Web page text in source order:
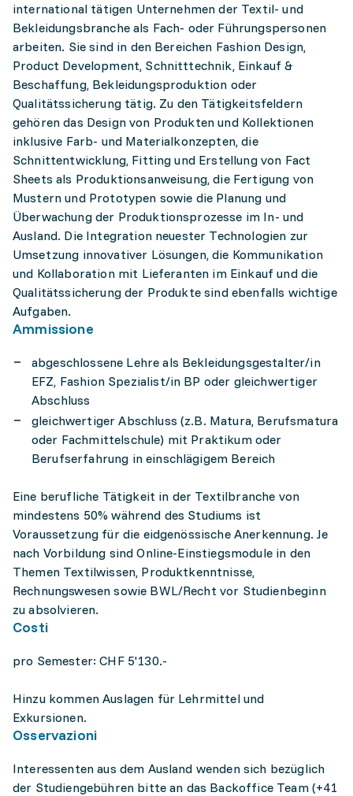
international tätigen Unternehmen der Textil- und
Bekleidungsbranche als Fach- oder Führungspersonen
arbeiten. Sie sind in den Bereichen Fashion Design,
Product Development, Schnitttechnik, Einkauf &
Beschaffung, Bekleidungsproduktion oder
Qualitätssicherung tätig. Zu den Tätigkeitsfeldern
gehören das Design von Produkten und Kollektionen
inklusive Farb- und Materialkonzepten, die
Schnittentwicklung, Fitting und Erstellung von Fact
Sheets als Produktionsanweisung, die Fertigung von
Mustern und Prototypen sowie die Planung und
Überwachung der Produktionsprozesse im In- und
Ausland. Die Integration neuester Technologien zur
Umsetzung innovativer Lösungen, die Kommunikation
und Kollaboration mit Lieferanten im Einkauf und die
Qualitätssicherung der Produkte sind ebenfalls wichtige
Aufgaben.
Ammissione
abgeschlossene Lehre als Bekleidungsgestalter/in
EFZ, Fashion Spezialist/in BP oder gleichwertiger
Abschluss
gleichwertiger Abschluss (z.B. Matura, Berufsmatura
oder Fachmittelschule) mit Praktikum oder
Berufserfahrung in einschlägigem Bereich
Eine berufliche Tätigkeit in der Textilbranche von
mindestens 50% während des Studiums ist
Voraussetzung für die eidgenössische Anerkennung. Je
nach Vorbildung sind Online-Einstiegsmodule in den
Themen Textilwissen, Produktkenntnisse,
Rechnungswesen sowie BWL/Recht vor Studienbeginn
zu absolvieren.
Costi
pro Semester: CHF 5'130.-
Hinzu kommen Auslagen für Lehrmittel und
Exkursionen.
Osservazioni
Interessenten aus dem Ausland wenden sich bezüglich
der Studiengebühren bitte an das Backoffice Team (+41